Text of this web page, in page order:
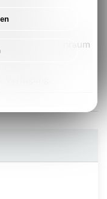
,
eigenem Wohnraum